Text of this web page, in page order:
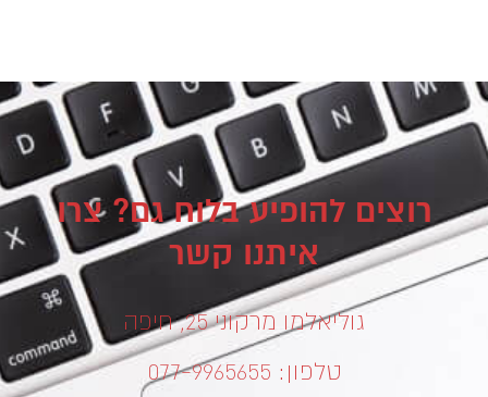
רוצים להופיע בלוח גם? צרו
איתנו קשר
גוליאלמו מרקוני 25, חיפה
טלפון: 077-9965655